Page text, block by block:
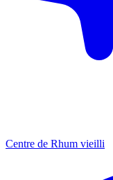
Centre de Rhum vieilli